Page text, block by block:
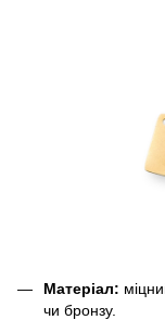
Матеріал:
чи бронзу.